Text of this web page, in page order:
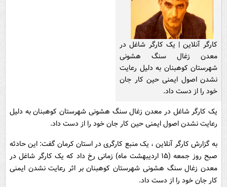
کارگر آنلاین | یک کارگر شاغل در
معدن زغال سنگ هشونی
شهرستان کوهبنان به دلیل رعایت
نشدن اصول ایمنی حین کار جان
خود را از دست داد.
یک کارگر شاغل در معدن زغال سنگ هشونی شهرستان کوهبنان به دلیل
رعایت نشدن اصول ایمنی حین کار جان خود را از دست داد.
به گزارش کارگر آنلاین ، یک منبع کارگری در استان کرمان گفت: این حادثه
صبح روز جمعه (۱۵ اردیبهشت ماه) زمانی رخ داد که یک کارگر شاغل در
معدن زغال سنگ هشونی شهرستان کوهبنان بر اثر رعایت نشدن ایمنی
کار جان خود را از دست داد.